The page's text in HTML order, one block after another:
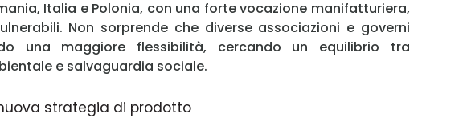
Ricordami
Italia e Polonia, con una forte vocazione manifatturiera,
Non sorprende che diverse associazioni e governi
una maggiore flessibilità, cercando un equilibrio tra
e salvaguardia sociale.
strategia di prodotto